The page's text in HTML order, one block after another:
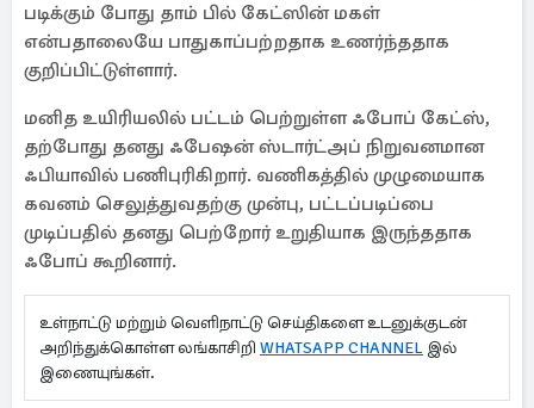
படிக்கும் போது தாம் பில் கேட்ஸின் மகள்
என்பதாலையே பாதுகாப்பற்றதாக உணர்ந்ததாக
குறிப்பிட்டுள்ளார்.
மனித உயிரியலில் பட்டம் பெற்றுள்ள ஃபோப் கேட்ஸ்,
தற்போது தனது ஃபேஷன் ஸ்டார்ட்அப் நிறுவனமான
ஃபியாவில் பணிபுரிகிறார். வணிகத்தில் முழுமையாக
கவனம் செலுத்துவதற்கு முன்பு, பட்டப்படிப்பை
முடிப்பதில் தனது பெற்றோர் உறுதியாக இருந்ததாக
ஃபோப் கூறினார்.
உள்நாட்டு மற்றும் வெளிநாட்டு செய்திகளை உடனுக்குடன்
அறிந்துக்கொள்ள லங்காசிறி WHATSAPP CHANNEL இல்
இணையுங்கள்.